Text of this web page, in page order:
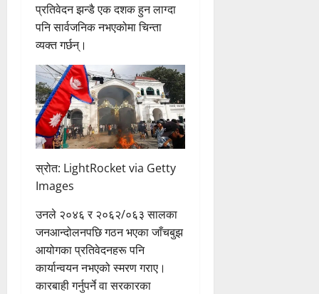
प्रतिवेदन झन्डै एक दशक हुन लाग्दा
पनि सार्वजनिक नभएकोमा चिन्ता
व्यक्त गर्छन्।
स्रोत: LightRocket via Getty
Images
उनले २०४६ र २०६२/०६३ सालका
जनआन्दोलनपछि गठन भएका जाँचबुझ
आयोगका प्रतिवेदनहरू पनि
कार्यान्वयन नभएको स्मरण गराए।
कारबाही गर्नुपर्ने वा सरकारका